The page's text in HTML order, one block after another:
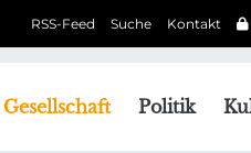
Kontakt
Suche
RSS-Feed
Gesellschaft Politik